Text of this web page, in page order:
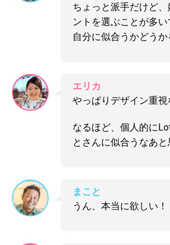
ちょっと派手だけど、
ントを選ぶことが多い
自分に似合うかどうか
エリカ
やっぱりデザイン重視
なるほど、個人的に
とさんに似合うなあと
まこと
うん、本当に欲しい！